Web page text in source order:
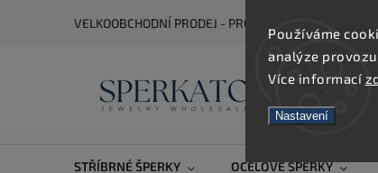
Používáme
analýze
Více informací
Nastavení
VELKOOBCHODNÍ PRODEJ - PRO ZOBRAZENÍ CEN SE
STŘÍBRNÉ ŠPERKY OCELOVÉ ŠPERKY